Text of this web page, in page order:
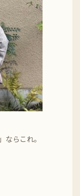
ならこれ。